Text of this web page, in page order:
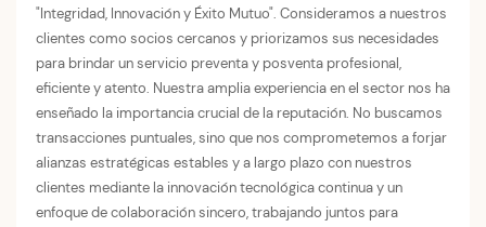
"Integridad, Innovación y Éxito Mutuo". Consideramos a nuestros
clientes como socios cercanos y priorizamos sus necesidades
para brindar un servicio preventa y posventa profesional,
eficiente y atento. Nuestra amplia experiencia en el sector nos ha
enseñado la importancia crucial de la reputación. No buscamos
transacciones puntuales, sino que nos comprometemos a forjar
alianzas estratégicas estables y a largo plazo con nuestros
clientes mediante la innovación tecnológica continua y un
enfoque de colaboración sincero, trabajando juntos para